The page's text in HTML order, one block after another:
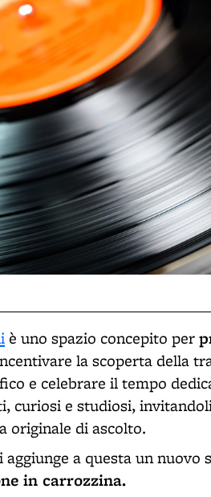
è uno spazio concepito per
la scoperta della
e celebrare il tempo
curiosi e studiosi,
originale di ascolto.
aggiunge a questa un nuovo
in carrozzina.